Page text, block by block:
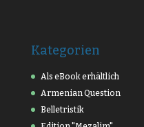
Kategorien
Als eBook erhältlich
Armenian Question
Belletristik